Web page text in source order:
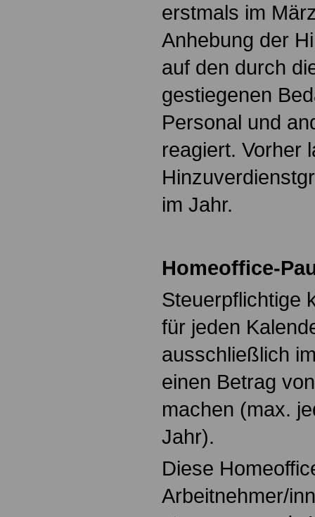
erstmals im
Anhebung der
auf den durch
gestiegenen
Personal und
reagiert. Vorher
im Jahr.
Homeoffice-
Steuerpflichtige
für jeden
ausschließlich
einen Betrag
machen (max.
Jahr).
Diese
Arbeitnehmer/